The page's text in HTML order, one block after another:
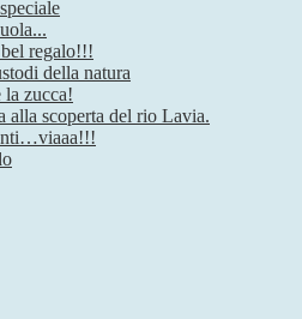
regalo!!!
della natura
la zucca!
alla scoperta del rio Lavia.